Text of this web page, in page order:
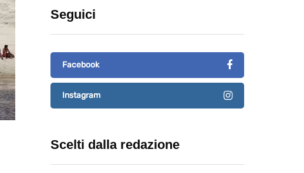
Seguici
Facebook
Instagram
Scelti dalla redazione